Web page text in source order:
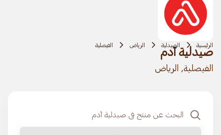
الرئيسية الصيدلية الرياض الفيصلية
صيدلية آدم
الفيصلية, الرياض